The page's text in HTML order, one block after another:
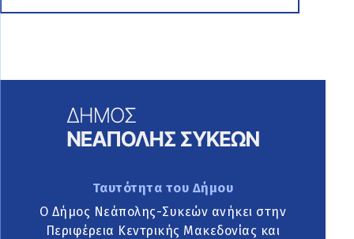
Ταυτότητα του Δήμου
Ο Δήμος Νεάπολης-Συκεών ανήκει στην
Περιφέρεια Κεντρικής Μακεδονίας και